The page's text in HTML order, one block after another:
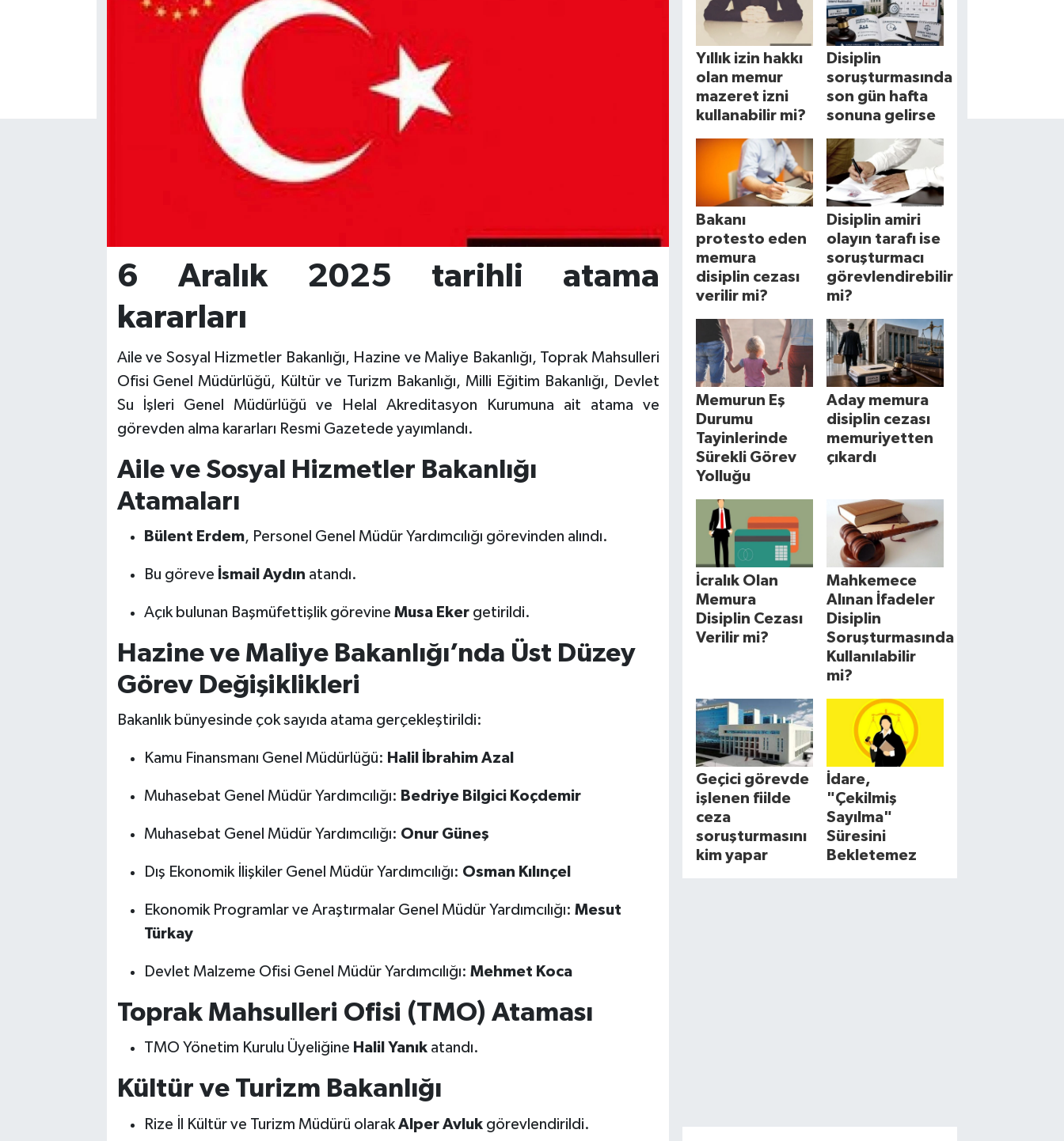
6 Aralık 2025 tarihli atama
kararları
Aile ve Sosyal Hizmetler Bakanlığı, Hazine ve Maliye Bakanlığı, Toprak Mahsulleri
Ofisi Genel Müdürlüğü, Kültür ve Turizm Bakanlığı, Milli Eğitim Bakanlığı, Devlet
Su İşleri Genel Müdürlüğü ve Helal Akreditasyon Kurumuna ait atama ve
görevden alma kararları Resmi Gazetede yayımlandı.
Aile ve Sosyal Hizmetler Bakanlığı
Atamaları
Bülent Erdem, Personel Genel Müdür Yardımcılığı görevinden alındı.
Bu göreve İsmail Aydın atandı.
Açık bulunan Başmüfettişlik görevine Musa Ekergetirildi.
Hazine ve Maliye Bakanlığı’nda Üst Düzey
Görev Değişiklikleri
Bakanlık bünyesinde çok sayıda atama gerçekleştirildi:
Kamu Finansmanı Genel Müdürlüğü: Halil İbrahim Azal
Muhasebat Genel Müdür Yardımcılığı: Bedriye Bilgici Koçdemir
Muhasebat Genel Müdür Yardımcılığı: Onur Güneş
Dış Ekonomik İlişkiler Genel Müdür Yardımcılığı: Osman Kılınçel
Ekonomik Programlar ve Araştırmalar Genel Müdür Yardımcılığı: Mesut
Türkay
Devlet Malzeme Ofisi Genel Müdür Yardımcılığı: Mehmet Koca
Toprak Mahsulleri Ofisi (TMO) Ataması
TMO Yönetim Kurulu Üyeliğine Halil Yanıkatandı.
Kültür ve Turizm Bakanlığı
Rize İl Kültür ve Turizm Müdürü olarak Alper Avlukgörevlendirildi.
Yıllık izin hakkı
olan memur
mazeret izni
kullanabilir mi?
Disiplin
soruşturmasında
son gün hafta
sonuna gelirse
Bakanı
protesto eden
memura
disiplin cezası
verilir mi?
Disiplin amiri
olayın tarafı ise
soruşturmacı
görevlendirebilir
mi?
Memurun Eş
Durumu
Tayinlerinde
Sürekli Görev
Yolluğu
Aday memura
disiplin cezası
memuriyetten
çıkardı
İcralık Olan
Memura
Disiplin Cezası
Verilir mi?
Mahkemece
Alınan İfadeler
Disiplin
Soruşturmasında
Kullanılabilir
mi?
Geçici görevde
işlenen fiilde
ceza
soruşturmasını
kim yapar
İdare,
"Çekilmiş
Sayılma"
Süresini
Bekletemez